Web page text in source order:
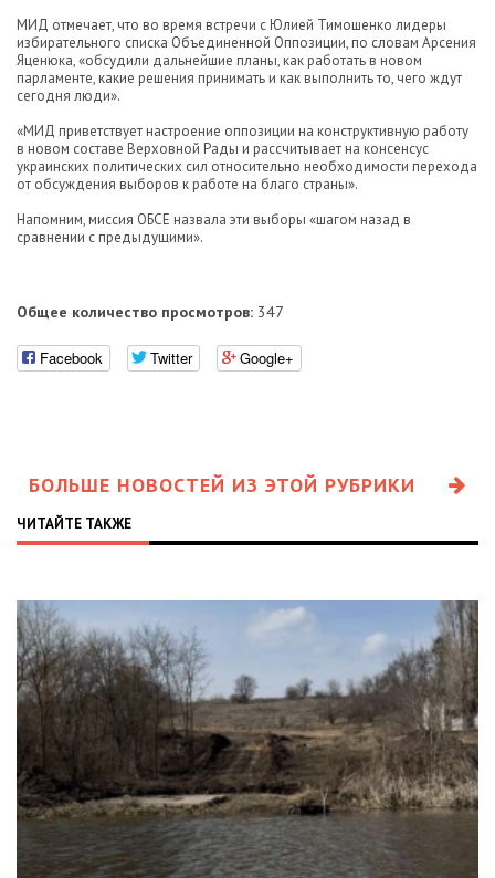
МИД отмечает, что во время встречи с Юлией Тимошенко лидеры
избирательного списка Объединенной Оппозиции, по словам Арсения
Яценюка, «обсудили дальнейшие планы, как работать в новом
парламенте, какие решения принимать и как выполнить то, чего ждут
сегодня люди».
«МИД приветствует настроение оппозиции на конструктивную работу
в новом составе Верховной Рады и рассчитывает на консенсус
украинских политических сил относительно необходимости перехода
от обсуждения выборов к работе на благо страны».
Напомним, миссия ОБСЕ назвала эти выборы «шагом назад в
сравнении с предыдущими».
Общее количество просмотров: 347
Facebook Twitter Google+
БОЛЬШЕ НОВОСТЕЙ ИЗ ЭТОЙ РУБРИКИ
ЧИТАЙТЕ ТАКЖЕ